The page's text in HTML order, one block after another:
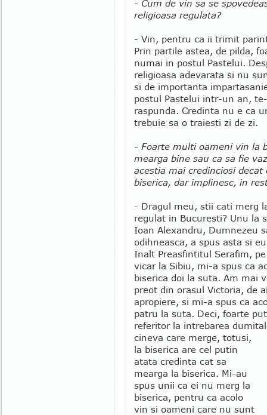
- Cum de vin sa se
religioasa regulata?
- Vin, pentru ca ii trimit
Prin partile astea, de pilda,
numai in postul Pastelui.
religioasa adevarata si nu
si de importanta
postul Pastelui intr-un an,
raspunda. Credinta nu e ca
trebuie sa o traiesti zi de zi.
- Foarte multi oameni vin la
mearga bine sau ca sa fie
acestia mai credinciosi
biserica, dar implinesc, in
- Dragul meu, stii cati merg
regulat in Bucuresti? Unu la
Ioan Alexandru, Dumnezeu
odihneasca, a spus asta si
Inalt Preasfintitul Serafim,
vicar la Sibiu, mi-a spus ca
biserica doi la suta. Am mai
preot din orasul Victoria, de
apropiere, si mi-a spus ca
patru la suta. Deci, foarte
referitor la intrebarea
cineva care merge, totusi,
la biserica are cel putin
atata credinta cat sa
mearga la biserica. Mi-au
spus unii ca ei nu merg la
biserica, pentru ca acolo
vin si oameni care nu sunt